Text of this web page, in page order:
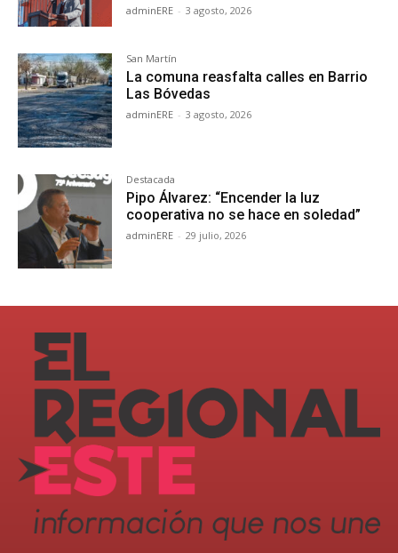
adminERE - 3 agosto, 2026
San Martín
La comuna reasfalta calles en Barrio
Las Bóvedas
adminERE - 3 agosto, 2026
Destacada
Pipo Álvarez: “Encender la luz
cooperativa no se hace en soledad”
adminERE - 29 julio, 2026